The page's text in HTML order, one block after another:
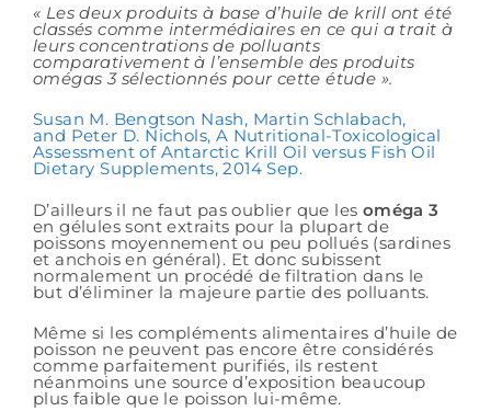
« Les deux produits à base d’huile de krill ont été
classés comme intermédiaires en ce qui a trait à
leurs concentrations de polluants
comparativement à l’ensemble des produits
omégas 3 sélectionnés pour cette étude ».
Susan M. Bengtson Nash, Martin Schlabach,
and Peter D. Nichols, A Nutritional-Toxicological
Assessment of Antarctic Krill Oil versus Fish Oil
Dietary Supplements, 2014 Sep.
D’ailleurs il ne faut pas oublier que les oméga 3
en gélules sont extraits pour la plupart de
poissons moyennement ou peu pollués (sardines
et anchois en général). Et donc subissent
normalement un procédé de filtration dans le
but d’éliminer la majeure partie des polluants.
Même si les compléments alimentaires d’huile de
poisson ne peuvent pas encore être considérés
comme parfaitement purifiés, ils restent
néanmoins une source d’exposition beaucoup
plus faible que le poisson lui-même.